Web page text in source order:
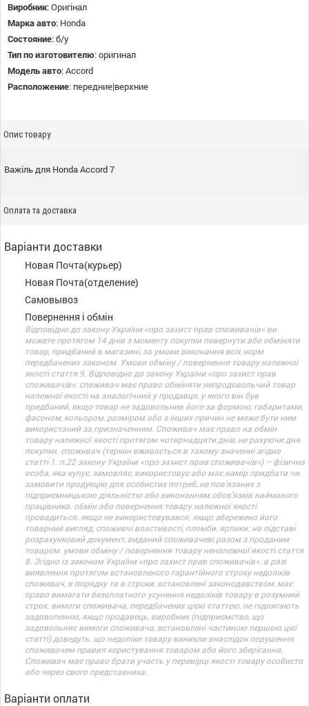
Виробник:Оригінал
Марка авто: Honda
Состояние:б/у
Тип по изготовителю:оригинал
Модель авто:Accord
Расположение: передние|верхние
Опис товару
Важіль для Honda Accord 7
Оплата та доставка
Варіанти доставки
Новая Почта(курьер)
Новая Почта(отделение)
Самовывоз
Повернення і обмін
Відповідно до закону України «про захист прав споживачів» ви
можете протягом 14 днів з моменту покупки повернути або обміняти
товар, придбаний в магазині, за умови виконання всіх норм
передбачених законом. Умови обміну / повернення товару належної
якості стаття 9. Відповідно до закону України «про захист прав
споживачів»: споживач має право обміняти непродовольчий товар
належної якості на аналогічний у продавця, у якого він був
придбаний, якщо товар не задовольнив його за формою, габаритами,
фасоном, кольором, розміром або з інших причин не може бути ним
використаний за призначенням. Споживач має право на обмін
товару належної якості протягом чотирнадцяти днів, не рахуючи дня
покупки. споживач (термін вживається в такому значенні згідно
статті 1. п.22 закону України «про захист прав споживачів») – фізична
особа, яка купує, замовляє, використовує або має намір придбати чи
замовити продукцію для особистих потреб, не пов’язаних з
підприємницькою діяльністю або виконанням обов’язків найманого
працівника. обмін або повернення товару належної якості
провадиться: якщо не використовувався; якщо збережено його
товарний вигляд, споживчі властивості, пломби, ярлики; на підставі
розрахунковий документ, виданий споживачеві разом з проданим
товаром. умови обміну / повернення товару неналежної якості стаття
8. Згідно із законом України «про захист прав споживачів»: в разі
виявлення протягом встановленого гарантійного строку недоліків
споживач, в порядку та в строки, встановлені законодавством, має
право вимагати безоплатного усунення недоліків товару в розумний
строк. вимоги споживача, передбачених цією статтею, не підлягають
задоволенню, якщо продавець, виробник (підприємство, що
задовольняє вимоги споживача, встановлені частиною першою цієї
статті) доведуть, що недоліки товару виникли внаслідок порушення
споживачем правил користування товаром або його зберігання.
Споживач має право брати участь у перевірці якості товару особисто
або через свого представника.
Варіанти оплати